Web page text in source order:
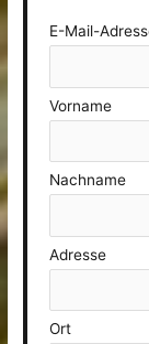
E-Mail-
Vorname
Nachname
Adresse
Ort